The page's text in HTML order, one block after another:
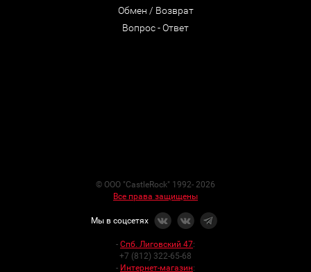
Обмен / Возврат
Вопрос - Ответ
© ООО "CastleRock" 1992- 2026
Все права защищены
Мы в соцсетях
- Спб. Лиговский 47:
+7 (812) 322-65-68
- Интернет-магазин: